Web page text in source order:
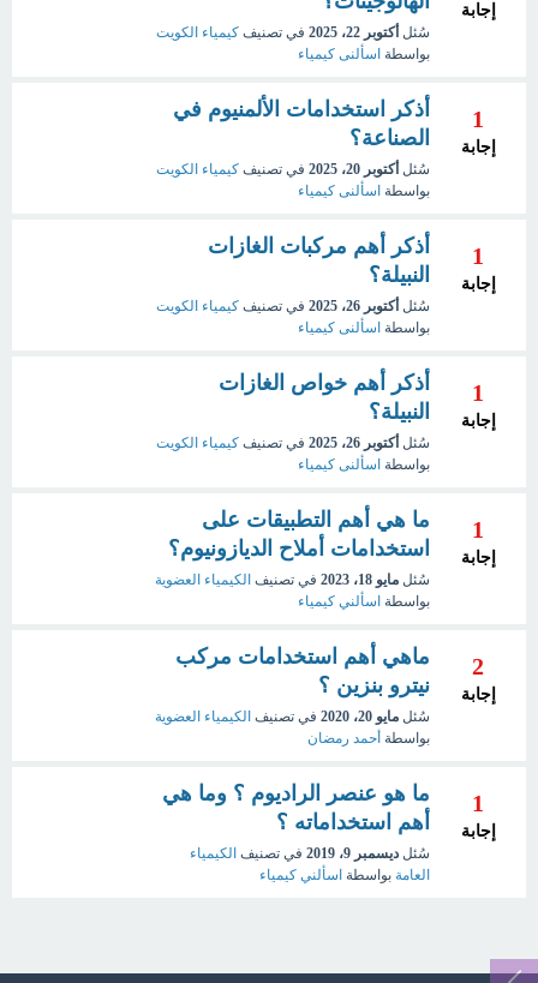
إجابة
سُئل أكتوبر 22، 2025 في تصنيف كيمياء الكويت
بواسطة اسألنى كيمياء
1
إجابة
أذكر استخدامات الألمنيوم في
الصناعة؟
سُئل أكتوبر 20، 2025 في تصنيف كيمياء الكويت
بواسطة اسألنى كيمياء
1
إجابة
أذكر أهم مركبات الغازات
النبيلة؟
سُئل أكتوبر 26، 2025 في تصنيف كيمياء الكويت
بواسطة اسألنى كيمياء
1
إجابة
أذكر أهم خواص الغازات
النبيلة؟
سُئل أكتوبر 26، 2025 في تصنيف كيمياء الكويت
بواسطة اسألنى كيمياء
1
إجابة
ما هي أهم التطبيقات على
استخدامات أملاح الديازونيوم؟
سُئل مايو 18، 2023 في تصنيف الكيمياء العضوية
بواسطة اسألني كيمياء
2
إجابة
ماهي أهم استخدامات مركب
نيترو بنزين ؟
سُئل مايو 20، 2020 في تصنيف الكيمياء العضوية
بواسطة أحمد رمضان
1
إجابة
ما هو عنصر الراديوم ؟ وما هي
أهم استخداماته ؟
سُئل ديسمبر 9، 2019 في تصنيف الكيمياء
العامة بواسطة اسألني كيمياء